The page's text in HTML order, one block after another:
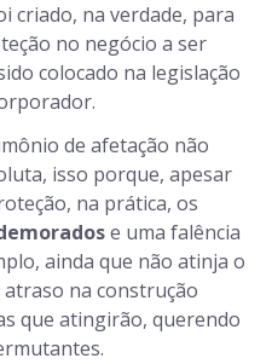
criado, na verdade, para
no negócio a ser
colocado na legislação
de afetação não
isso porque, apesar
na prática, os
e uma falência
ainda que não atinja o
na construção
que atingirão, querendo